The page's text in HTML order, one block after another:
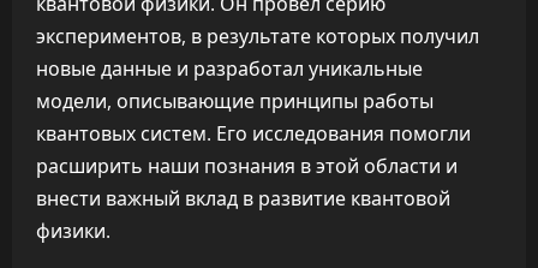
экспериментов, в результате которых получил
новые данные и разработал уникальные
модели, описывающие принципы работы
квантовых систем. Его исследования помогли
расширить наши познания в этой области и
внести важный вклад в развитие квантовой
физики.